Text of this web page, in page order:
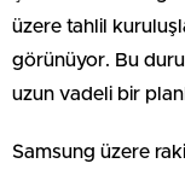
üzere tahlil
görünüyor. Bu
uzun vadeli bir
Samsung üzere